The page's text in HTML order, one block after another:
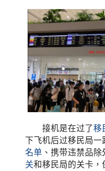
接机是在过了移
下飞机后过移民局一
名单 、携带违禁品
关和移民局的关卡，